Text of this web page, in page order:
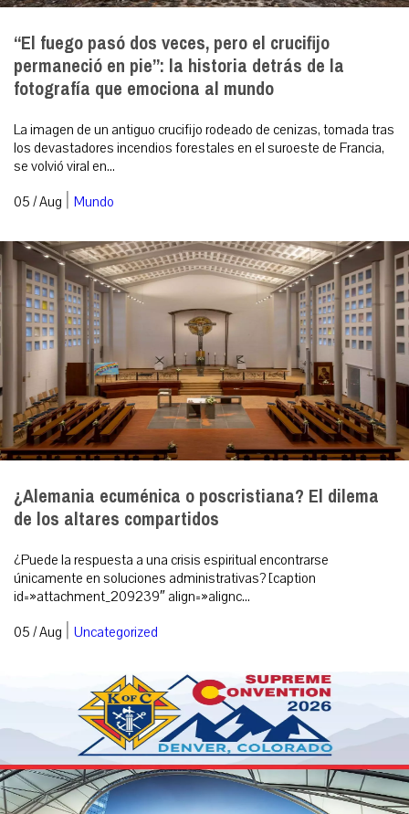
“El fuego pasó dos veces, pero el crucifijo
permaneció en pie”: la historia detrás de la
fotografía que emociona al mundo
La imagen de un antiguo crucifijo rodeado de cenizas, tomada tras
los devastadores incendios forestales en el suroeste de Francia,
se volvió viral en...
05 / Aug | Mundo
¿Alemania ecuménica o poscristiana? El dilema
de los altares compartidos
¿Puede la respuesta a una crisis espiritual encontrarse
únicamente en soluciones administrativas? [caption
id=»attachment_209239″ align=»alignc...
05 / Aug | Uncategorized